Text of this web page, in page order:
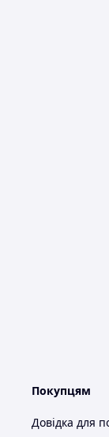
Покупцям
Довідка для